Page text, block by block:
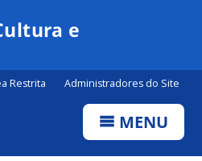
e
Restrita Administradores do Site
MENU